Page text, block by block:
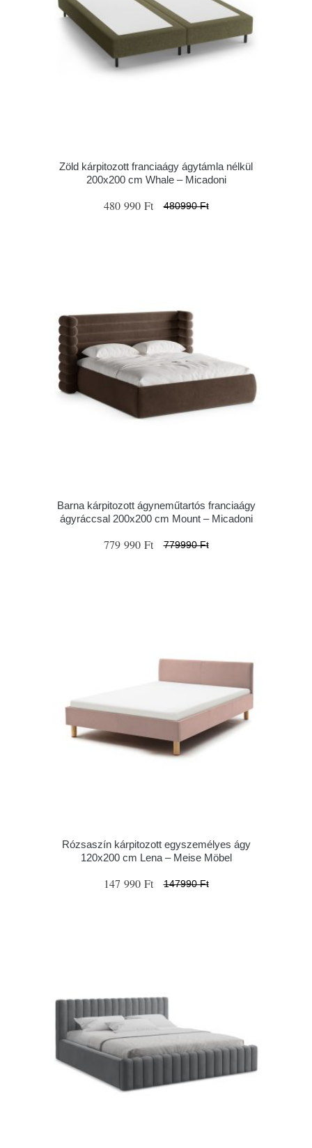
Zöld kárpitozott franciaágy ágytámla nélkül
200x200 cm Whale – Micadoni
480 990 Ft 480990 Ft
Barna kárpitozott ágyneműtartós franciaágy
ágyráccsal 200x200 cm Mount – Micadoni
779 990 Ft 779990 Ft
Rózsaszín kárpitozott egyszemélyes ágy
120x200 cm Lena – Meise Möbel
147 990 Ft 147990 Ft